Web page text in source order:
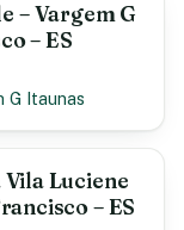
– Vargem G
– ES
G Itaunas
Vila Luciene
– ES